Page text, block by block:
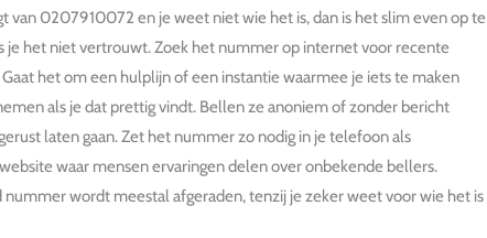
van 0207910072 en je weet niet wie het is, dan is het slim even op te
je het niet vertrouwt. Zoek het nummer op internet voor recente
het om een hulplijn of een instantie waarmee je iets te maken
als je dat prettig vindt. Bellen ze anoniem of zonder bericht
laten gaan. Zet het nummer zo nodig in je telefoon als
waar mensen ervaringen delen over onbekende bellers.
wordt meestal afgeraden, tenzij je zeker weet voor wie het is